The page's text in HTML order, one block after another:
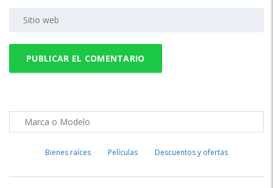
Bienes raíces Películas Descuentos y ofertas